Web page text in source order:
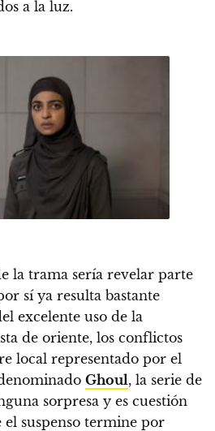
a la luz.
la trama sería revelar parte
sí ya resulta bastante
excelente uso de la
de oriente, los conflictos
local representado por el
Ghoul, la serie de
sorpresa y es cuestión
suspenso termine por